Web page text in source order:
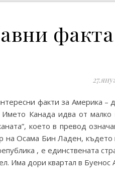
факти за Америка –
Името Канада идва от малко
което в превод
на Осама Бин Ладен,
, е единствената
Има дори квартал в